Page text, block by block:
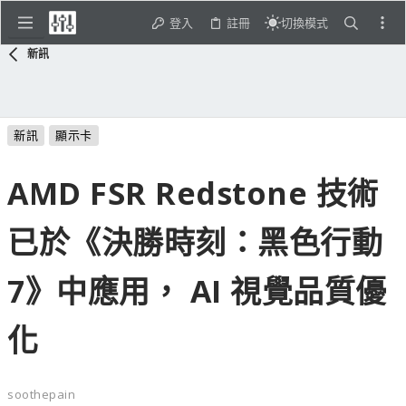
登入 註冊 切換模式
新訊
新訊 顯示卡
AMD FSR Redstone 技術
已於《決勝時刻：黑色行動
7》中應用， AI 視覺品質優
化
soothepain